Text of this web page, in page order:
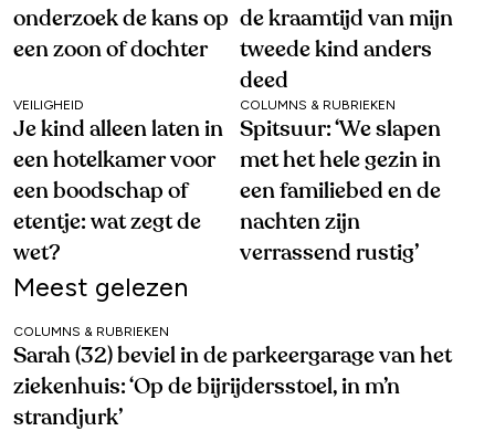
onderzoek de kans op
een zoon of dochter
de kraamtijd van mijn
tweede kind anders
deed
VEILIGHEID
Je kind alleen laten in
een hotelkamer voor
een boodschap of
etentje: wat zegt de
wet?
COLUMNS & RUBRIEKEN
Spitsuur: ‘We slapen
met het hele gezin in
een familiebed en de
nachten zijn
verrassend rustig’
Meest gelezen
COLUMNS & RUBRIEKEN
Sarah (32) beviel in de parkeergarage van het
ziekenhuis: ‘Op de bijrijdersstoel, in m’n
strandjurk’